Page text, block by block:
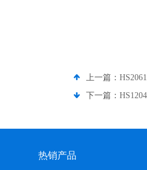
上一篇：
下一篇：
热销产品